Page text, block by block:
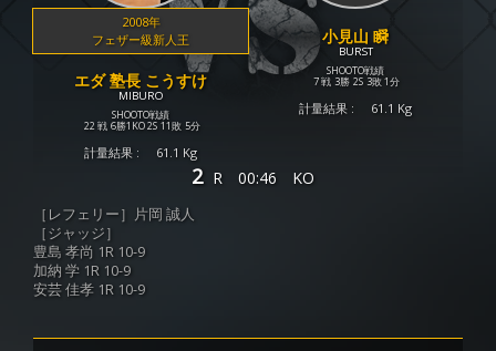
2008年
フェザー級新人王
エダ 塾長 こうすけ
MIBURO
SHOOTO戦績
22 戦 6勝1KO 2S 11敗 5分
計量結果 : 61.1 Kg
小見山 瞬
BURST
SHOOTO戦績
7 戦 3勝 2S 3敗 1分
計量結果 : 61.1 Kg
2 R 00:46 KO
［レフェリー］片岡 誠人
［ジャッジ］
豊島 孝尚 1R 10-9
加納 学 1R 10-9
安芸 佳孝 1R 10-9